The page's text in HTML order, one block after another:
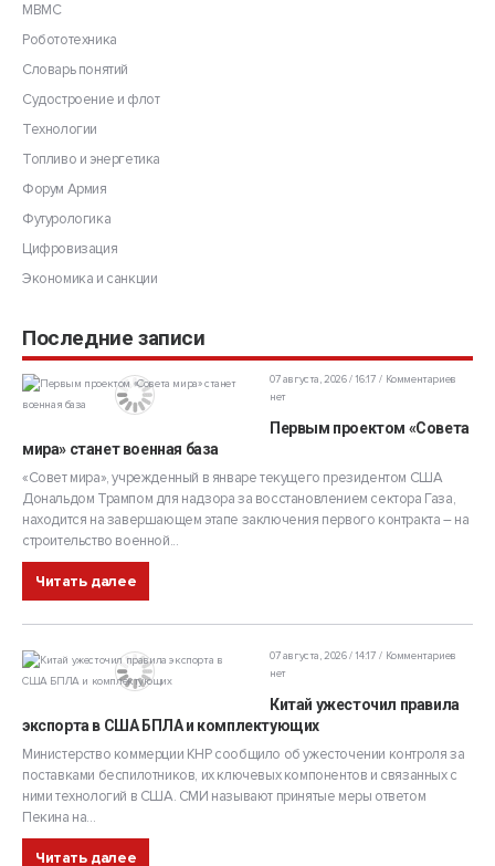
МВМС
Робототехника
Словарь понятий
Судостроение и флот
Технологии
Топливо и энергетика
Форум Армия
Футурологика
Цифровизация
Экономика и санкции
Последние записи
07 августа, 2026 / 16:17
Комментариев
нет
Первым проектом «Совета
мира» станет военная база
«Совет мира», учрежденный в январе текущего президентом США
Дональдом Трампом для надзора за восстановлением сектора Газа,
находится на завершающем этапе заключения первого контракта – на
строительство военной...
Читать далее
07 августа, 2026 / 14:17
Комментариев
нет
Китай ужесточил правила
экспорта в США БПЛА и комплектующих
Министерство коммерции КНР сообщило об ужесточении контроля за
поставками беспилотников, их ключевых компонентов и связанных с
ними технологий в США. СМИ называют принятые меры ответом
Пекина на...
Читать далее